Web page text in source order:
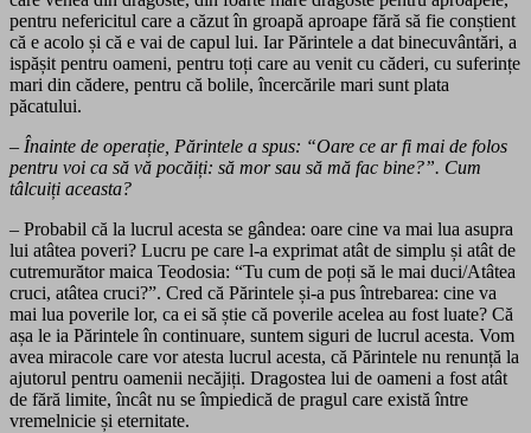
pentru nefericitul care a căzut în groapă aproape fără să fie conștient
că e acolo și că e vai de capul lui. Iar Părintele a dat binecuvântări, a
ispășit pentru oameni, pentru toți care au venit cu căderi, cu suferințe
mari din cădere, pentru că bolile, încercările mari sunt plata
păcatului.
– Înainte de operație, Părintele a spus: “Oare ce ar fi mai de folos
pentru voi ca să vă pocăiți: să mor sau să mă fac bine?”. Cum
tâlcuiți aceasta?
– Probabil că la lucrul acesta se gândea: oare cine va mai lua asupra
lui atâtea poveri? Lucru pe care l-a exprimat atât de simplu și atât de
cutremurător maica Teodosia: “Tu cum de poți să le mai duci/Atâtea
cruci, atâtea cruci?”. Cred că Părintele și-a pus întrebarea: cine va
mai lua poverile lor, ca ei să știe că poverile acelea au fost luate? Că
așa le ia Părintele în continuare, suntem siguri de lucrul acesta. Vom
avea miracole care vor atesta lucrul acesta, că Părintele nu renunță la
ajutorul pentru oamenii necăjiți. Dragostea lui de oameni a fost atât
de fără limite, încât nu se împiedică de pragul care există între
vremelnicie și eternitate.